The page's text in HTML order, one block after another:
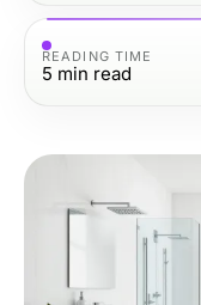
READING TIME
5 min read